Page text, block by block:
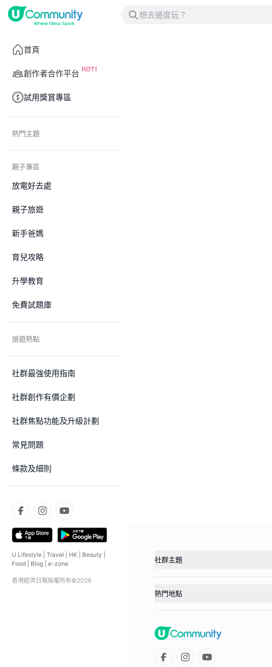
首頁
創作者合作平台
試用獎賞專區
熱門主題
親子專區
放電好去處
親子旅遊
新手爸媽
育兒攻略
升學教育
免費試題庫
旅遊熱點
社群最強使用指南
社群創作有價企劃
社群焦點功能及升級計劃
常見問題
條款及細則
U Lifestyle Travel HK Beauty
Food
Blog e-zone
香港經濟日報版權所有©2026
社群主題
熱門地點